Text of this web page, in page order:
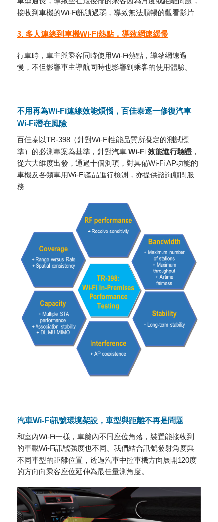
接收到車機的Wi-Fi訊號過弱，導致無法順暢的觀看影片
3. 多人連線到車機Wi-Fi熱點，導致網速緩慢
行車時，車主與乘客同時使用Wi-Fi熱點，導致網速過
慢，不但影響車主導航同時也影響到乘客的使用體驗。
不用再為Wi-Fi連線效能煩惱，百佳泰逐一修復汽車
Wi-Fi潛在風險
百佳泰以TR-398（針對Wi-Fi性能品質所擬定的測試標
準）的必測專案為基準，針對汽車 Wi-Fi 效能進行驗證 ，
從六大維度出發，通過十個測項，對具備Wi-Fi AP功能的
車機及各類車用Wi-Fi產品進行檢測，亦提供諮詢顧問服
務
汽車Wi-Fi訊號環境架設，車型與距離不再是問題
和室內Wi-Fi一樣，車艙內不同座位角落，裝置能接收到
的車載Wi-Fi訊號強度也不同。我們結合訊號發射角度與
不同車型的距離位置，透過汽車中控車機方向展開120度
的方向向乘客座位延伸為最佳量測角度。